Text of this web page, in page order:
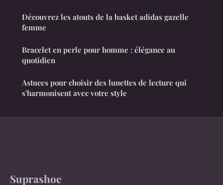
Découvrez les atouts de la basket adidas gazelle
femme
Bracelet en perle pour homme : élégance au
quotidien
Astuces pour choisir des lunettes de lecture qui
s'harmonisent avec votre style
Suprashoe